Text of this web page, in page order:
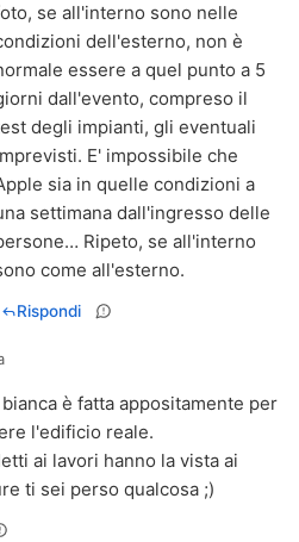
se all'interno sono nelle
dell'esterno, non è
essere a quel punto a 5
dall'evento, compreso il
degli impianti, gli eventuali
E' impossibile che
sia in quelle condizioni a
settimana dall'ingresso delle
Ripeto, se all'interno
come all'esterno.
Rispondi
è fatta appositamente per
l'edificio reale.
ai lavori hanno la vista ai
ti sei perso qualcosa ;)